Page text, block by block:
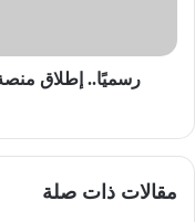
إفريقيا
مقالات ذات صلة